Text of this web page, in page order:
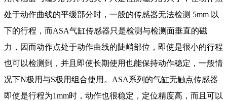
处于动作曲线的平缓部分时，一般的传感器无法检测 5mm 以
下的行程，而ASA气缸传感器只是检测与检测面垂直的磁
力，因而动作点处于动作曲线的陡峭部位，即使是很小的行程
也可以检测到，并且即使长期使用也能保持动作稳定，一般情
况下N极用与S极用组合使用。 ASA系列的气缸无触点传感器
即使是行程为1mm时，动作也很稳定，定位精度高，而且可以